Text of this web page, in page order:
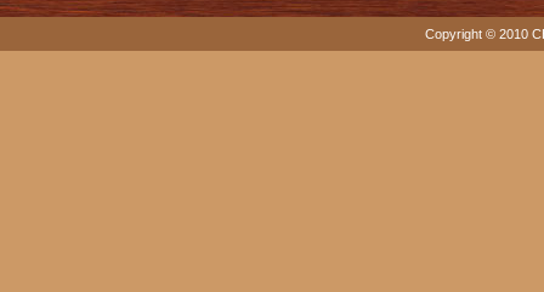
Copyright © 2010